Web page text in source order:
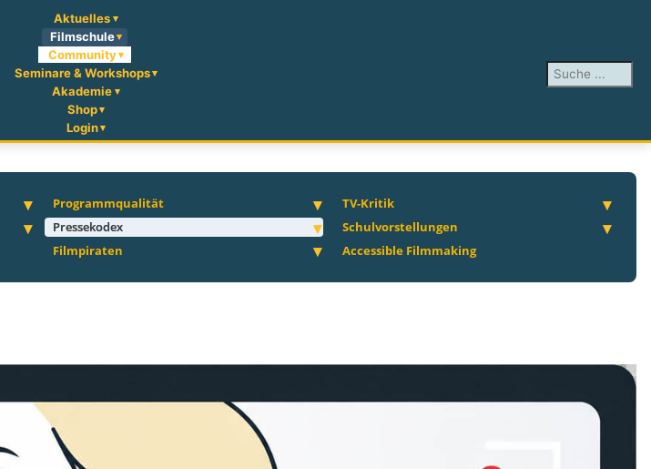
Aktuelles
Filmschule
Community
Seminare & Workshops
Akademie
Shop
Login
Suchen ...
Programmqualität
TV-Kritik
Pressekodex
Schulvorstellungen
Filmpiraten Accessible Filmmaking